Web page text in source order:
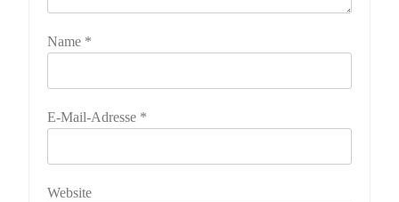
Name *
E-Mail-Adresse *
Website